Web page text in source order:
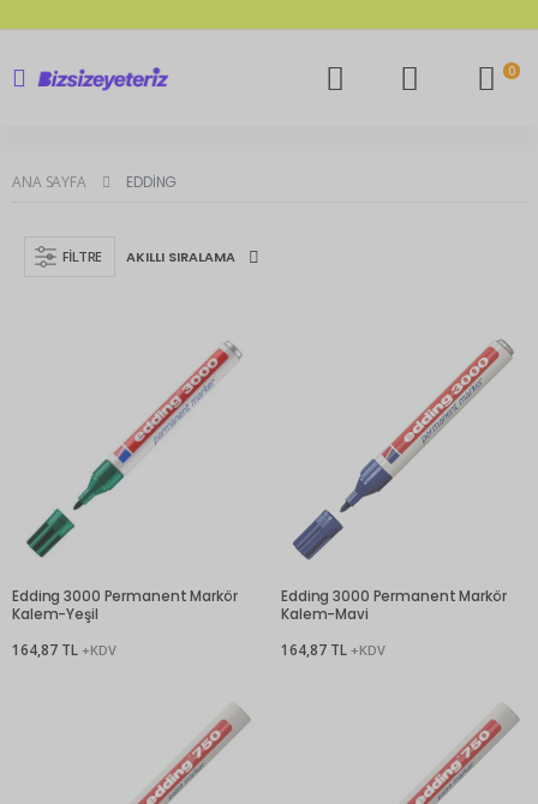
0
ANA SAYFA EDDING
FILTRE
Edding 3000 Permanent Markör
Kalem-Yeşil
164,87 TL +KDV
Edding 3000 Permanent Markör
Kalem-Mavi
164,87 TL +KDV